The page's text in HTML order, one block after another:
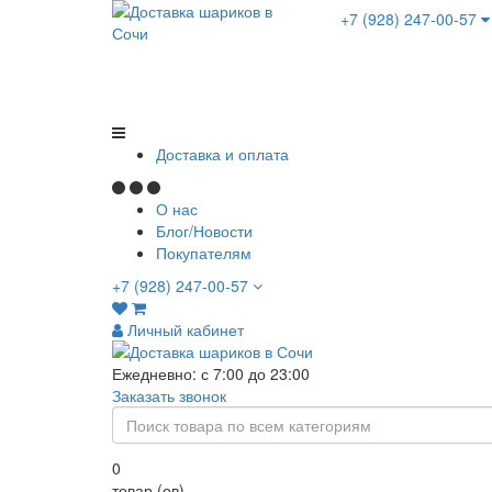
+7 (928) 247-00-57
Доставка и оплата
О нас
Блог/Новости
Покупателям
+7 (928) 247-00-57
Личный кабинет
Ежедневно: с 7:00 до 23:00
Заказать звонок
0